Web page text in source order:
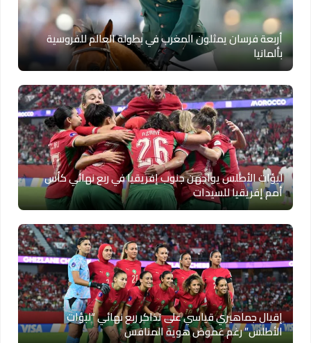
أربعة فرسان يمثلون المغرب في بطولة العالم للفروسية
بألمانيا
لبؤات الأطلس يواجهن جنوب إفريقيا في ربع نهائي كأس
أمم إفريقيا للسيدات
إقبال جماهيري قياسي على تذاكر ربع نهائي “لبؤات
الأطلس” رغم غموض هوية المنافس